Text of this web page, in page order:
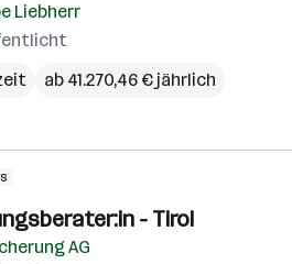
Liebherr
ab 41.270,46 € jährlich
- Tirol
AG